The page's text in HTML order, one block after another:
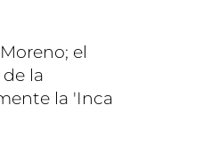
el
la
la 'Inca